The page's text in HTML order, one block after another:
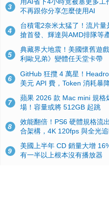
3
不再跟你分享怎麼使用AI
4
台積電2奈米太猛了！流片
搶首發、輝達與AMD排隊等
5
典藏界大地震！美國懷舊遊
利歐兄弟》變體任天堂卡帶
6
GitHub 狂攬 4 萬星！
美元 API 費，Token 消耗暴
7
蘋果 2026 款 Mac mini 規格
場！容量或將 512GB 起跳
8
效能翻倍！PS6 硬體規格流
合架構，4K 120fps 與全光
9
美國上半年 CD 銷量大增
有一半以上根本沒有播放器